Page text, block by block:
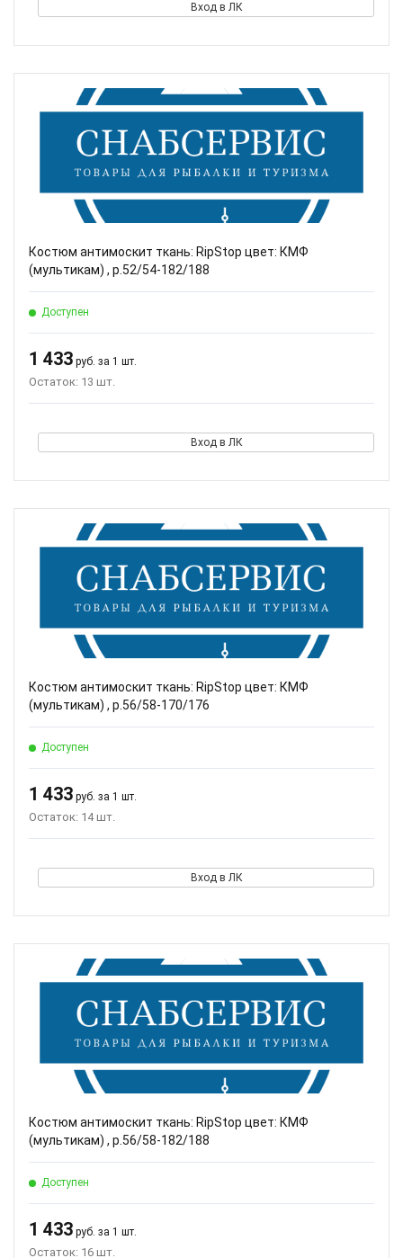
Вход в ЛК
Костюм антимоскит ткань: RipStop цвет: КМФ
(мультикам) , р.52/54-182/188
Доступен
1 433 руб. за 1 шт.
Остаток: 13 шт.
Вход в ЛК
Костюм антимоскит ткань: RipStop цвет: КМФ
(мультикам) , р.56/58-170/176
Доступен
1 433 руб. за 1 шт.
Остаток: 14 шт.
Вход в ЛК
Костюм антимоскит ткань: RipStop цвет: КМФ
(мультикам) , р.56/58-182/188
Доступен
1 433 руб. за 1 шт.
Остаток: 16 шт.